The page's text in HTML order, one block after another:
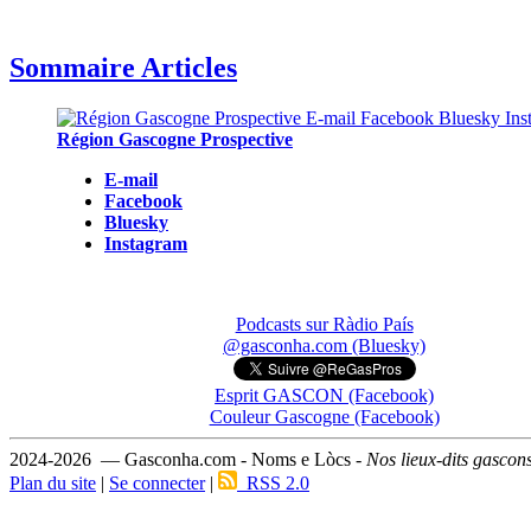
Sommaire Articles
Région Gascogne Prospective
E-mail
Facebook
Bluesky
Instagram
Podcasts sur Ràdio País
@gasconha.com (Bluesky)
Esprit GASCON (Facebook)
Couleur Gascogne (Facebook)
2024-2026 — Gasconha.com - Noms e Lòcs - Nos lieux-dits
Plan du site | Se connecter| RSS 2.0